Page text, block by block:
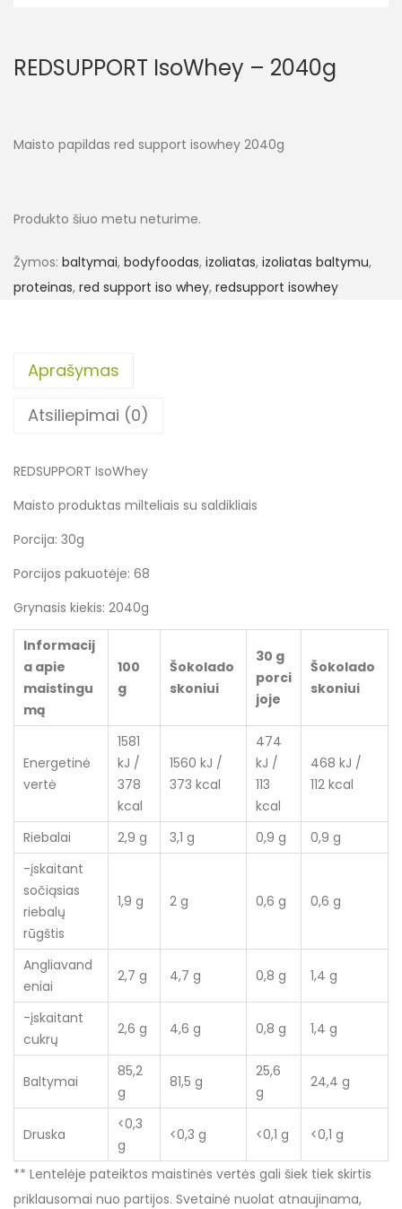
REDSUPPORT IsoWhey – 2040g
Maisto papildas red support isowhey 2040g
Produkto šiuo metu neturime.
Žymos: baltymai, bodyfoodas, izoliatas, izoliatas baltymu,
proteinas, red support iso whey, redsupport isowhey
Aprašymas
Atsiliepimai (0)
REDSUPPORT IsoWhey
Maisto produktas milteliais su saldikliais
Porcija: 30g
Porcijos pakuotėje: 68
Grynasis kiekis: 2040g
Informacij
a apie
maistingu
mą
100
g
Šokolado
skoniui
30 g
porci
joje
Šokolado
skoniui
Energetinė
vertė
1581
kJ /
378
kcal
1560 kJ /
373 kcal
474
kJ /
113
kcal
468 kJ /
112 kcal
Riebalai 2,9 g 3,1 g 0,9 g
0,9 g
-įskaitant
sočiąsias
riebalų
rūgštis
1,9 g 2 g 0,6 g 0,6 g
Angliavand
eniai
2,7 g 4,7 g 0,8 g 1,4 g
-įskaitant
cukrų
2,6 g 4,6 g 0,8 g 1,4 g
Baltymai
85,2
g
81,5 g
25,6
g
24,4 g
Druska
<0,3
g
<0,3 g <0,1 g <0,1 g
** Lentelėje pateiktos maistinės vertės gali šiek tiek skirtis
priklausomai nuo partijos. Svetainė nuolat atnaujinama,